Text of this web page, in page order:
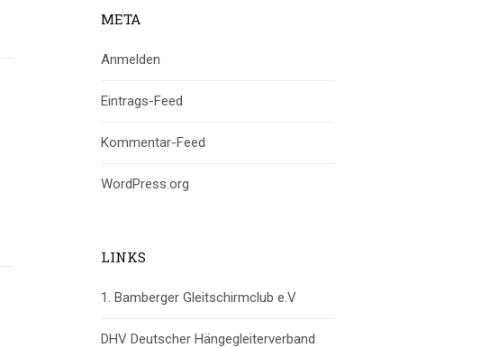
META
Anmelden
Eintrags-Feed
Kommentar-Feed
WordPress.org
LINKS
1. Bamberger Gleitschirmclub e.V
DHV Deutscher Hängegleiterverband